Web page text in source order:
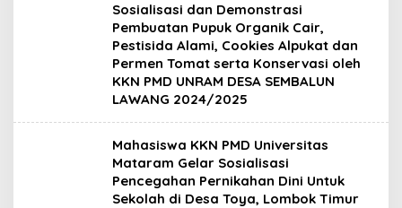
Sosialisasi dan Demonstrasi
Pembuatan Pupuk Organik Cair,
Pestisida Alami, Cookies Alpukat dan
Permen Tomat serta Konservasi oleh
KKN PMD UNRAM DESA SEMBALUN
LAWANG 2024/2025
Mahasiswa KKN PMD Universitas
Mataram Gelar Sosialisasi
Pencegahan Pernikahan Dini Untuk
Sekolah di Desa Toya, Lombok Timur